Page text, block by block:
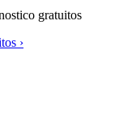
gratuitos
›